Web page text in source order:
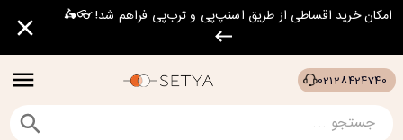
امکان خرید اقساطی از طریق اسنپ‌پی و ترب‌پی فراهم شد! 👓🛵
02128424740